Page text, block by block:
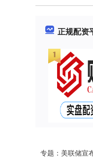
正规配资
专题：美联储宣